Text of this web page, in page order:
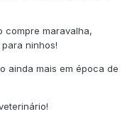
compre maravalha,
ninhos!
ainda mais em época de